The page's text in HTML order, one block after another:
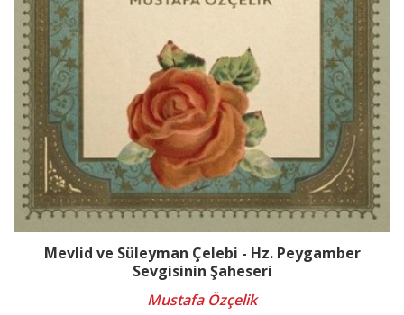
Mevlid ve Süleyman Çelebi - Hz. Peygamber
Sevgisinin Şaheseri
Mustafa Özçelik